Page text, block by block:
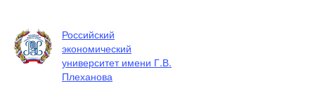
Российский
экономический
университет имени Г.В.
Плеханова